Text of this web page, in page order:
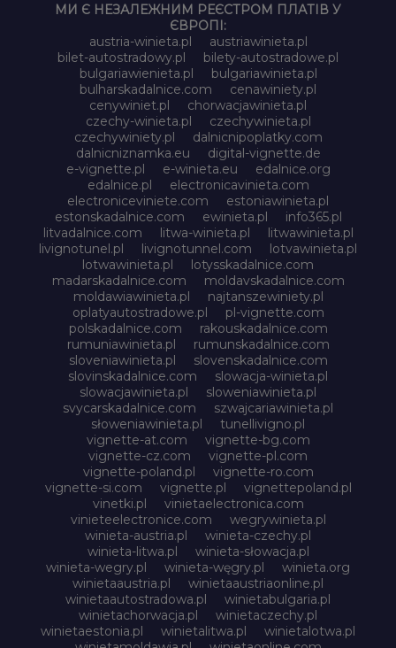
МИ Є НЕЗАЛЕЖНИМ РЕЄСТРОМ ПЛАТІВ У
ЄВРОПІ:
austria-winieta.pl
austriawinieta.pl
bilet-autostradowy.pl
bilety-autostradowe.pl
bulgariawienieta.pl
bulgariawinieta.pl
bulharskadalnice.com
cenawiniety.pl
cenywiniet.pl
chorwacjawinieta.pl
czechy-winieta.pl
czechywinieta.pl
czechywiniety.pl
dalnicnipoplatky.com
dalnicniznamka.eu
digital-vignette.de
e-vignette.pl
e-winieta.eu
edalnice.org
edalnice.pl
electronicavinieta.com
electroniceviniete.com
estoniawinieta.pl
estonskadalnice.com
ewinieta.pl
info365.pl
litvadalnice.com
litwa-winieta.pl
litwawinieta.pl
livignotunel.pl
livignotunnel.com
lotvawinieta.pl
lotwawinieta.pl
lotysskadalnice.com
madarskadalnice.com
moldavskadalnice.com
moldawiawinieta.pl
najtanszewiniety.pl
oplatyautostradowe.pl
pl-vignette.com
polskadalnice.com
rakouskadalnice.com
rumuniawinieta.pl
rumunskadalnice.com
sloveniawinieta.pl
slovenskadalnice.com
slovinskadalnice.com
slowacja-winieta.pl
slowacjawinieta.pl
sloweniawinieta.pl
svycarskadalnice.com
szwajcariawinieta.pl
słoweniawinieta.pl
tunellivigno.pl
vignette-at.com
vignette-bg.com
vignette-cz.com
vignette-pl.com
vignette-poland.pl
vignette-ro.com
vignette-si.com
vignette.pl
vignettepoland.pl
vinetki.pl
vinietaelectronica.com
vinieteelectronice.com
wegrywinieta.pl
winieta-austria.pl
winieta-czechy.pl
winieta-litwa.pl
winieta-słowacja.pl
winieta-wegry.pl
winieta-węgry.pl
winieta.org
winietaaustria.pl
winietaaustriaonline.pl
winietaautostradowa.pl
winietabulgaria.pl
winietachorwacja.pl
winietaczechy.pl
winietaestonia.pl
winietalitwa.pl
winietalotwa.pl